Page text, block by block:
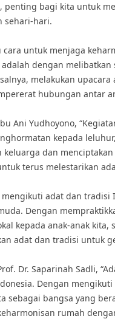
penting bagi kita untuk
sehari-hari.
cara untuk menjaga
dengan
melakukan
hubungan antar
Ani Yudhoyono,
kepada
keluarga dan
terus melestarikan
adat dan tradisi
Dengan
kepada anak-anak
adat dan tradisi untuk
Dr. Saparinah Sadli,
Dengan
sebagai bangsa yang
rumah